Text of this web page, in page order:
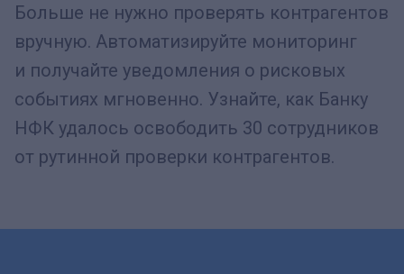
Больше не нужно проверять контрагентов
вручную. Автоматизируйте мониторинг
и получайте уведомления о рисковых
событиях мгновенно. Узнайте, как Банку
НФК удалось освободить 30 сотрудников
от рутинной проверки контрагентов.